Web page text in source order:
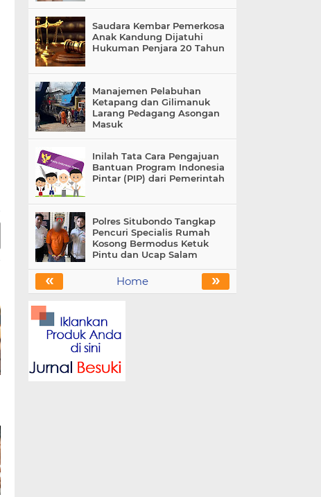
Saudara Kembar Pemerkosa
Anak Kandung Dijatuhi
Hukuman Penjara 20 Tahun
Manajemen Pelabuhan
Ketapang dan Gilimanuk
Larang Pedagang Asongan
Masuk
Inilah Tata Cara Pengajuan
Bantuan Program Indonesia
Pintar (PIP) dari Pemerintah
Polres Situbondo Tangkap
Pencuri Specialis Rumah
Kosong Bermodus Ketuk
Pintu dan Ucap Salam
« »
Home